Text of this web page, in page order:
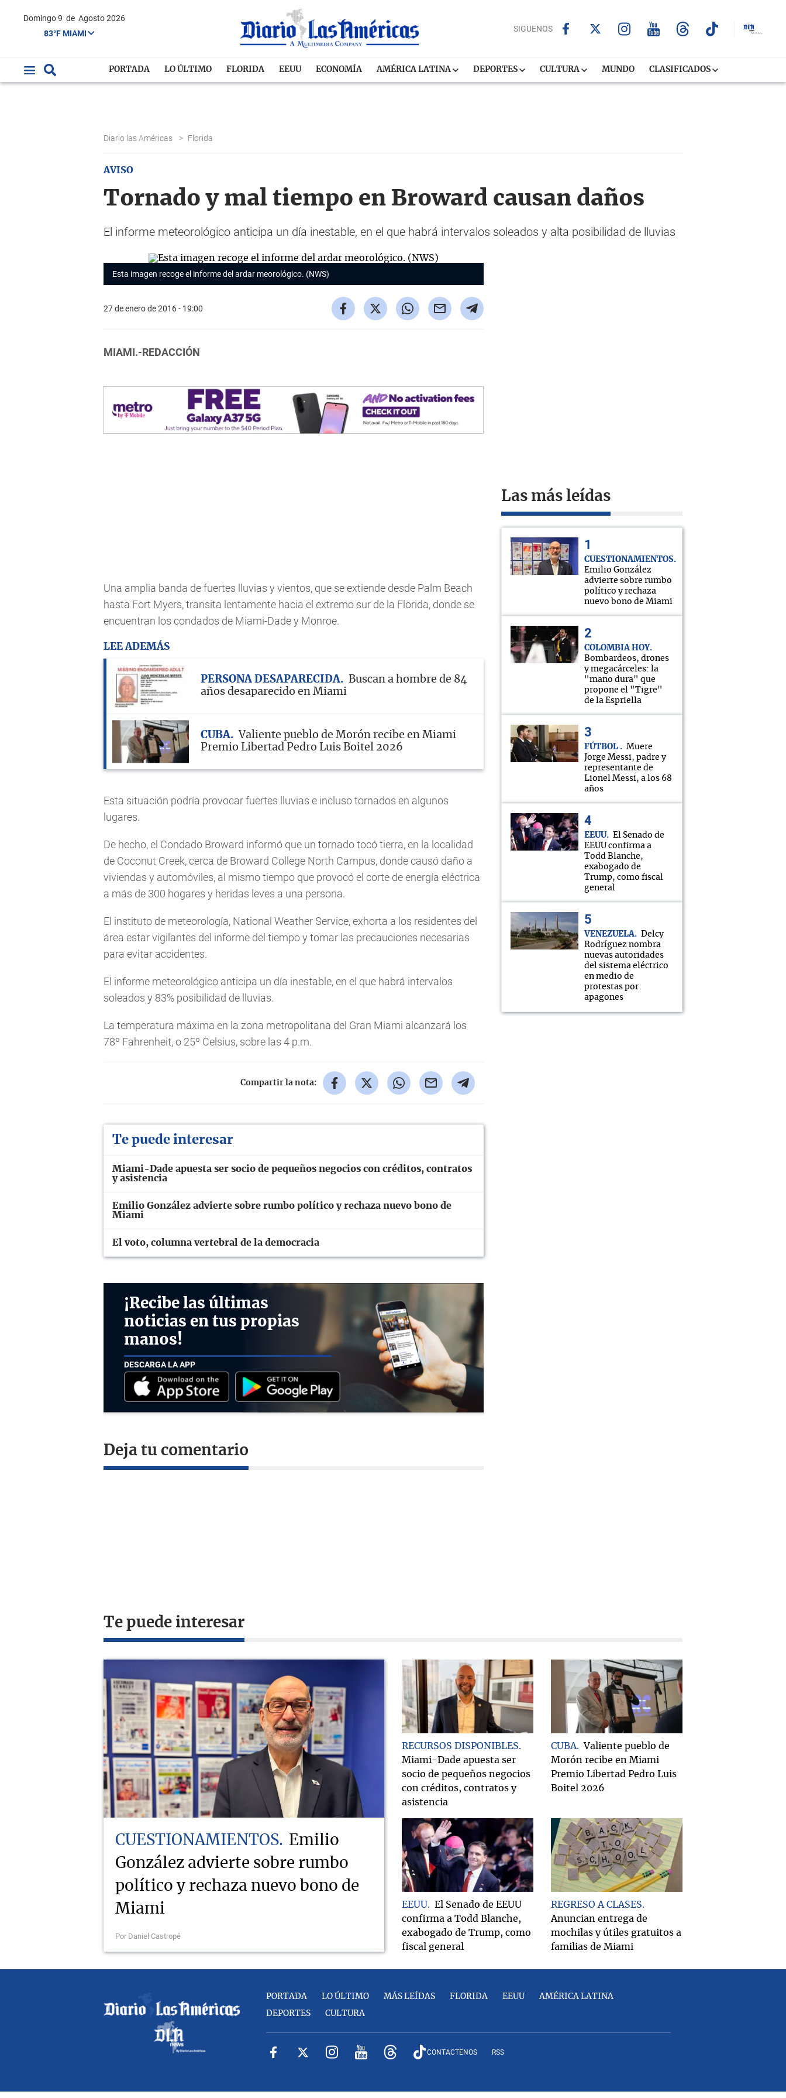
Domingo 9 de Agosto 2026
83°F MIAMI
SIGUENOS
PORTADA LO ÚLTIMO FLORIDA EEUU ECONOMÍA AMÉRICA LATINA DEPORTES CULTURA MUNDO CLASIFICADOS
Diario las Américas > Florida
AVISO
Tornado y mal tiempo en Broward causan daños
El informe meteorológico anticipa un día inestable, en el que habrá intervalos soleados y alta posibilidad de lluvias
Esta imagen recoge el informe del ardar meorológico. (NWS)
27 de enero de 2016 - 19:00
MIAMI.-REDACCIÓN
Una amplia banda de fuertes lluvias y vientos, que se extiende desde Palm Beach
hasta Fort Myers, transita lentamente hacia el extremo sur de la Florida, donde se
encuentran los condados de Miami-Dade y Monroe.
LEE ADEMÁS
PERSONA DESAPARECIDA
Buscan a hombre de 84
años desaparecido en Miami
CUBA
Valiente pueblo de Morón recibe en Miami
Premio Libertad Pedro Luis Boitel 2026
Esta situación podría provocar fuertes lluvias e incluso tornados en algunos
lugares.
De hecho, el Condado Broward informó que un tornado tocó tierra, en la localidad
de Coconut Creek, cerca de Broward College North Campus, donde causó daño a
viviendas y automóviles, al mismo tiempo que provocó el corte de energía eléctrica
a más de 300 hogares y heridas leves a una persona.
El instituto de meteorología, National Weather Service, exhorta a los residentes del
área estar vigilantes del informe del tiempo y tomar las precauciones necesarias
para evitar accidentes.
El informe meteorológico anticipa un día inestable, en el que habrá intervalos
soleados y 83% posibilidad de lluvias.
La temperatura máxima en la zona metropolitana del Gran Miami alcanzará los
78º Fahrenheit, o 25º Celsius, sobre las 4 p.m.
Compartir la nota:
Te puede interesar
Miami-Dade apuesta ser socio de pequeños negocios con créditos, contratos
y asistencia
Emilio González advierte sobre rumbo político y rechaza nuevo bono de
Miami
El voto, columna vertebral de la democracia
¡Recibe las últimas
noticias en tus propias
manos!
DESCARGA LA APP
Deja tu comentario
Las más leídas
CUESTIONAMIENTOS
Emilio González
advierte sobre rumbo
político y rechaza
nuevo bono de Miami
COLOMBIA HOY
Bombardeos, drones
y megacárceles: la
"mano dura" que
propone el "Tigre"
de la Espriella
FÚTBOL
Muere
Jorge Messi, padre y
representante de
Lionel Messi, a los 68
años
EEUU
El Senado de
EEUU confirma a
Todd Blanche,
exabogado de
Trump, como fiscal
general
VENEZUELA
Delcy
Rodríguez nombra
nuevas autoridades
del sistema eléctrico
en medio de
protestas por
apagones
Te puede interesar
CUESTIONAMIENTOS
Emilio
González advierte sobre rumbo
político y rechaza nuevo bono de
Miami
Por Daniel Castropé
RECURSOS DISPONIBLES
Miami-Dade apuesta ser
socio de pequeños negocios
con créditos, contratos y
asistencia
CUBA
Valiente pueblo de
Morón recibe en Miami
Premio Libertad Pedro Luis
Boitel 2026
EEUU
El Senado de EEUU
confirma a Todd Blanche,
exabogado de Trump, como
fiscal general
REGRESO A CLASES
Anuncian entrega de
mochilas y útiles gratuitos a
familias de Miami
PORTADA LO ÚLTIMO MÁS LEÍDAS FLORIDA EEUU AMÉRICA LATINA
DEPORTES CULTURA
CONTACTENOS RSS